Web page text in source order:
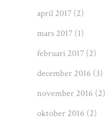
april 2017 (2)
mars 2017 (1)
februari 2017 (2)
december 2016 (3)
november 2016 (2)
oktober 2016 (2)